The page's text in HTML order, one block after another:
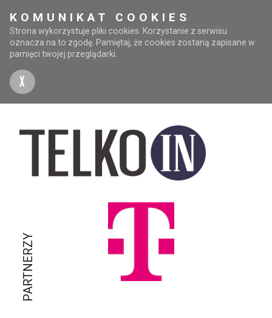
KOMUNIKAT COOKIES
Strona wykorzystuje pliki cookies. Korzystanie z serwisu
oznacza na to zgodę. Pamiętaj, że cookies zostaną zapisane w
pamięci twojej przeglądarki.
X
PARTNERZY